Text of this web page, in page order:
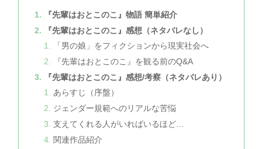
『先輩はおとこのこ』物語 簡単紹介
『先輩はおとこのこ』感想（ネタバレなし）
「男の娘」をフィクションから現実社会へ
『先輩はおとこのこ』を観る前のQ&A
『先輩はおとこのこ』感想/考察（ネタバレあり）
あらすじ（序盤）
ジェンダー規範へのリアルな苦悩
支えてくれる人がいればいるほど…
関連作品紹介